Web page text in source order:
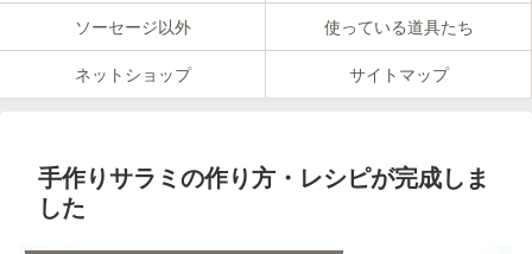
ソーセージ以外 使っている道具たち
ネットショップ サイトマップ
手作りサラミの作り方・レシピが完成しま
した